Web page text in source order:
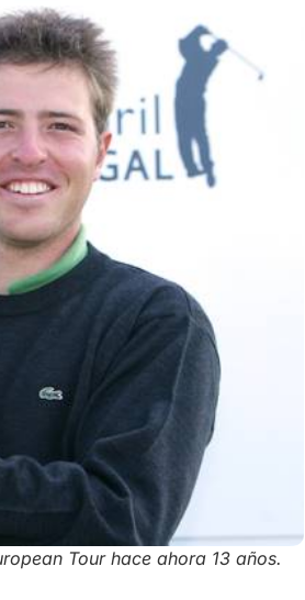
Tour hace ahora 13 años.